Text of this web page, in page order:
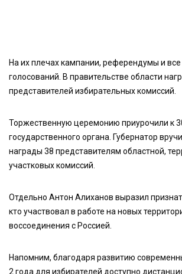
На их плечах кампании, референдумы и
голосований. В правительстве области
представителей избирательных комиссий.
Торжественную церемонию приурочили к
государственного органа. Губернатор
награды 38 представителям областной,
участковых комиссий.
Отдельно Антон Алиханов выразил
кто участвовал в работе на новых
воссоединения с Россией.
Напомним, благодаря развитию
2 года для избирателей доступно